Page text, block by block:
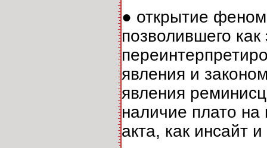
● открытие
позволившего
явления и
явления
наличие плато на
акта, как инсайт